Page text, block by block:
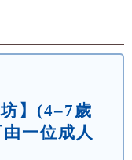
】(4–7歲
一位成人